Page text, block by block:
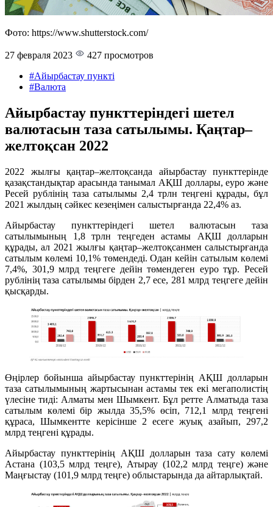
Фото: https://www.shutterstock.com/
27 февраля 2023
427 просмотров
#Айырбастау пункті
#Валюта
Айырбастау пункттеріндегі шетел
валютасын таза сатылымы. Қаңтар–
желтоқсан 2022
2022 жылғы қаңтар–желтоқсанда айырбастау пункттерінде
қазақстандықтар арасында танымал АҚШ доллары, еуро және
Ресей рублінің таза сатылымы 2,4 трлн теңгені құрады, бұл
2021 жылдың сәйкес кезеңімен салыстырғанда 22,4% аз.
Айырбастау пункттеріндегі шетел валютасын таза
сатылымының 1,8 трлн теңгеден астамы АҚШ долларын
құрады, ал 2021 жылғы қаңтар–желтоқсанмен салыстырғанда
сатылым көлемі 10,1% төмендеді. Одан кейін сатылым көлемі
7,4%, 301,9 млрд теңгеге дейін төмендеген еуро тұр. Ресей
рублінің таза сатылымы бірден 2,7 есе, 281 млрд теңгеге дейін
қысқарды.
Өңірлер бойынша айырбастау пункттерінің АҚШ долларын
таза сатылымының жартысынан астамы тек екі мегаполистің
үлесіне тиді: Алматы мен Шымкент. Бұл ретте Алматыда таза
сатылым көлемі бір жылда 35,5% өсіп, 712,1 млрд теңгені
құраса, Шымкентте керісінше 2 есеге жуық азайып, 297,2
млрд теңгені құрады.
Айырбастау пункттерінің АҚШ долларын таза сату көлемі
Астана (103,5 млрд теңге), Атырау (102,2 млрд теңге) және
Маңғыстау (101,9 млрд теңге) облыстарында да айтарлықтай.